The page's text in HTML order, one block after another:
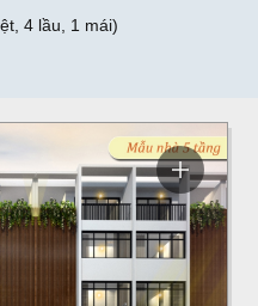
4 lầu, 1 mái)